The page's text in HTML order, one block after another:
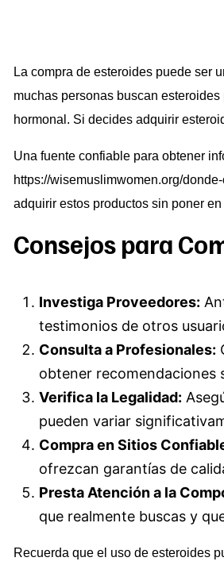
La compra de esteroides puede ser
muchas personas buscan
hormonal. Si decides adquirir
Una fuente confiable para obtener
https://wisemuslimwomen.org/
adquirir estos productos sin poner
Consejos para
Investiga Proveedores:
testimonios de otros
Consulta a Profesionales:
obtener recomendaciones
Verifica la Legalidad:
pueden variar
Compra en Sitios
ofrezcan garantías de
Presta Atención a la
que realmente buscas y
Recuerda que el uso de esteroides